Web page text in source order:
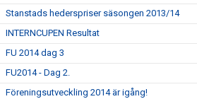
Stanstads hederspriser säsongen 2013/14
INTERNCUPEN Resultat
FU 2014 dag 3
FU2014 - Dag 2.
Föreningsutveckling 2014 är igång!